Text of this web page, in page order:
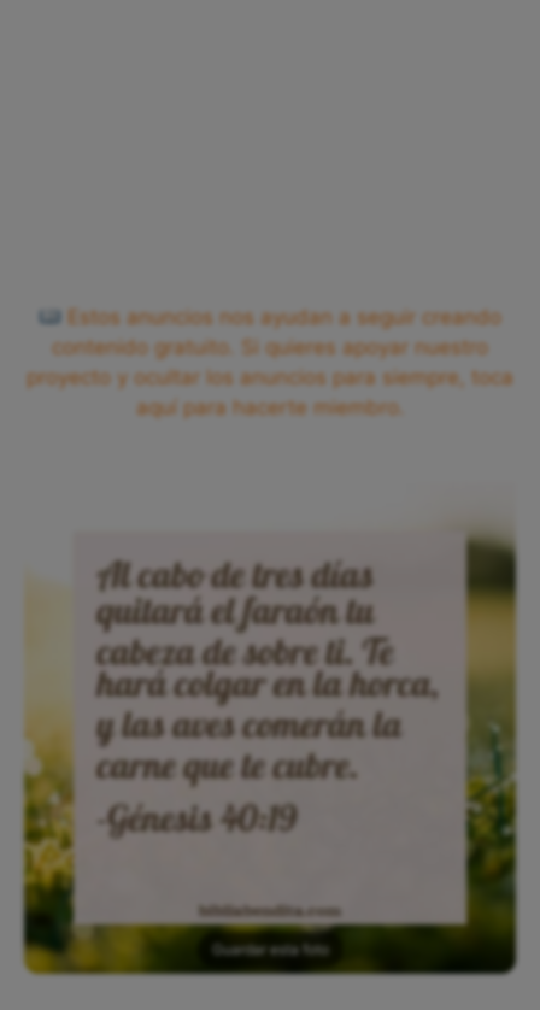
Estos anuncios nos ayudan a seguir creando
contenido gratuito. Si quieres apoyar nuestro
proyecto y ocultar los anuncios para siempre, toca
aquí para hacerte miembro.
Guardar esta foto